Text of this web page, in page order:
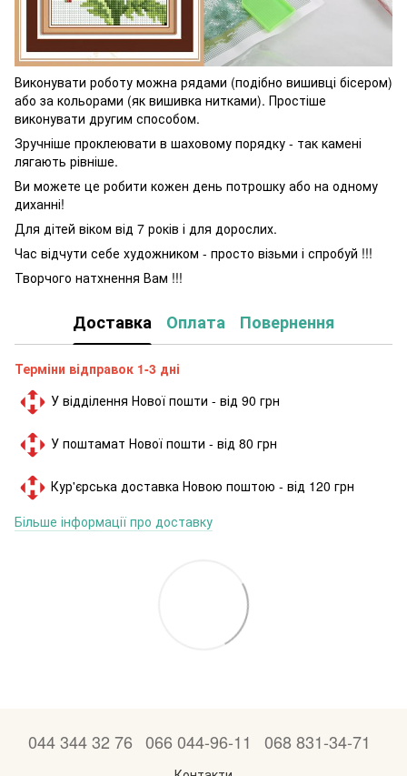
Виконувати роботу можна рядами (подібно вишивці бісером)
або за кольорами (як вишивка нитками). Простіше
виконувати другим способом.
Зручніше проклеювати в шаховому порядку - так камені
лягають рівніше.
Ви можете це робити кожен день потрошку або на одному
диханні!
Для дітей віком від 7 років і для дорослих.
Час відчути себе художником - просто візьми і спробуй !!!
Творчого натхнення Вам !!!
Доставка Оплата Повернення
Терміни відправок 1-3 дні
У відділення Нової пошти - від 90 грн
У поштамат Нової пошти - від 80 грн
Кур'єрська доставка Новою поштою - від 120 грн
Більше інформації про доставку
044 344 32 76 066 044-96-11 068 831-34-71